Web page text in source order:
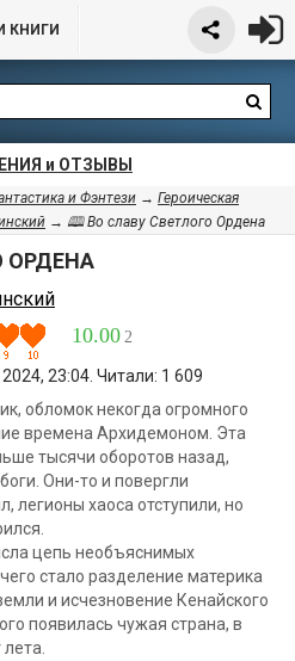
КНИГИ
и ОТЗЫВЫ
и Фэнтези → Героическая
→ 🕮 Во славу Светлого Ордена
ОРДЕНА
10.00 2
23:04. Читали: 1 609
обломок некогда огромного
времена Архидемоном. Эта
тысячи оборотов назад,
Они-то и повергли
легионы хаоса отступили, но
цепь необъяснимых
стало разделение материка
и исчезновение Кенайского
появилась чужая страна, в